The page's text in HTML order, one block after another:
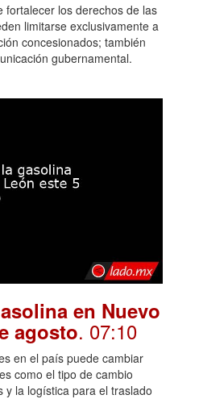
fortalecer los derechos de las
limitarse exclusivamente a
concesionados; también
gubernamental.
en Nuevo
agosto. 07:10
en el país puede cambiar
como el tipo de cambio
y la logística para el traslado